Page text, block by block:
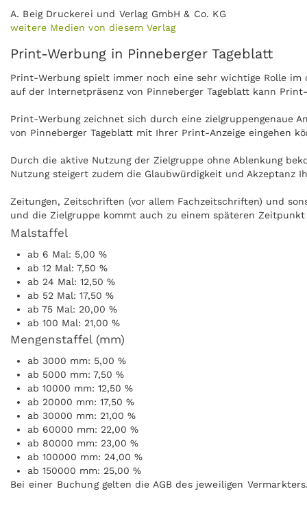
A. Beig Druckerei und Verlag GmbH & Co. KG
weitere Medien von diesem Verlag
Print-Werbung in Pinneberger Tageblatt
Print-Werbung spielt immer noch eine sehr wichtige Rolle
auf der Internetpräsenz von Pinneberger Tageblatt kann
Print-Werbung zeichnet sich durch eine zielgruppengenaue
von Pinneberger Tageblatt mit Ihrer Print-Anzeige eingehen
Durch die aktive Nutzung der Zielgruppe ohne Ablenkung
Nutzung steigert zudem die Glaubwürdigkeit und Akzeptanz
Zeitungen, Zeitschriften (vor allem Fachzeitschriften) und
und die Zielgruppe kommt auch zu einem späteren
ohne Internet praktisch überall gelesen werden, zum
Malstaffel
ab 6 Mal: 5,00 %
ab 12 Mal: 7,50 %
ab 24 Mal: 12,50 %
ab 52 Mal: 17,50 %
ab 75 Mal: 20,00 %
ab 100 Mal: 21,00 %
Mengenstaffel (mm)
ab 3000 mm: 5,00 %
ab 5000 mm: 7,50 %
ab 10000 mm: 12,50 %
ab 20000 mm: 17,50 %
ab 30000 mm: 21,00 %
ab 60000 mm: 22,00 %
ab 80000 mm: 23,00 %
ab 100000 mm: 24,00 %
ab 150000 mm: 25,00 %
Bei einer Buchung gelten die AGB des jeweiligen